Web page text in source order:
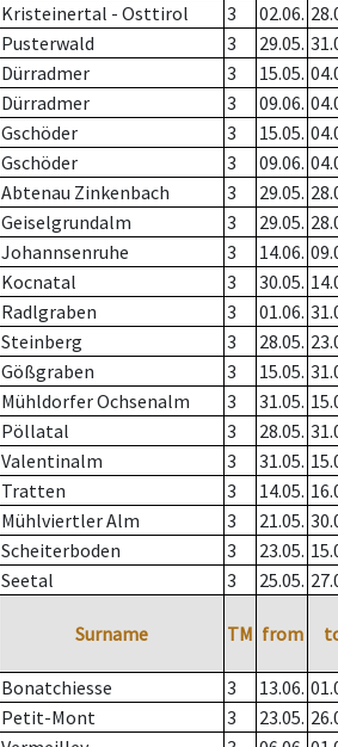
Kristeinertal - Osttirol 3 02.06.
Pusterwald 3 29.05.
Dürradmer 3 15.05.
Dürradmer 3 09.06.
Gschöder 3 15.05.
Gschöder 3 09.06.
Abtenau Zinkenbach 3 29.05.
Geiselgrundalm 3 29.05.
Johannsenruhe 3 14.06.
Kocnatal 3 30.05.
Radlgraben 3 01.06.
Steinberg 3 28.05.
Gößgraben 3 15.05.
Mühldorfer Ochsenalm 3 31.05.
Pöllatal 3 28.05.
Valentinalm 3 31.05.
Tratten 3 14.05.
Mühlviertler Alm 3 21.05.
Scheiterboden 3 23.05.
Seetal 3 25.05.
Surname TM from
Bonatchiesse 3 13.06.
Petit-Mont 3 23.05.